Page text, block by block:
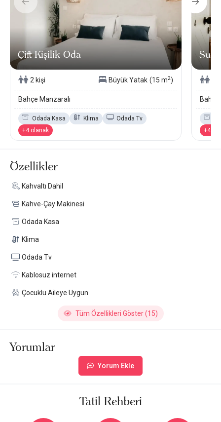
Çift Kişilik Oda
2 kişi Büyük Yatak (15 m2)
Bahçe Manzaralı
Odada Kasa Klima
Odada Tv
+4 olanak
+4
Özellikler
Kahvaltı Dahil
Kahve-Çay Makinesi
Odada Kasa
Klima
Odada Tv
Kablosuz internet
Çocuklu Aileye Uygun
Tüm Özellikleri Göster (15)
Yorumlar
Yorum Ekle
Tatil Rehberi